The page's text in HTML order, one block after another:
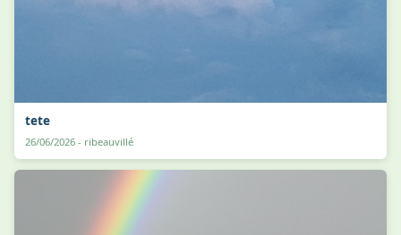
tete
26/06/2026 - ribeauvillé